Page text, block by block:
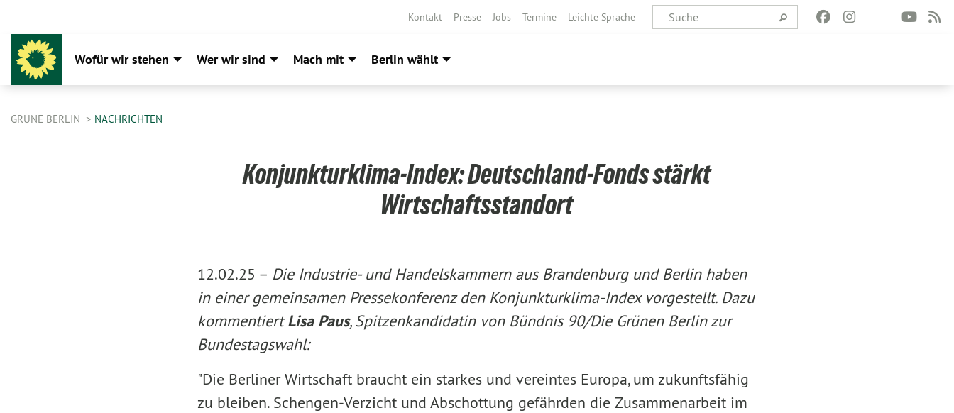
Kontakt Presse Jobs Termine Leichte Sprache
Wofür wir stehen Wer wir sind Mach mit Berlin wählt
GRÜNE BERLIN NACHRICHTEN
Konjunkturklima-Index: Deutschland-Fonds stärkt
Wirtschaftsstandort
12.02.25 – Die Industrie- und Handelskammern aus Brandenburg und Berlin haben
in einer gemeinsamen Pressekonferenz den Konjunkturklima-Index vorgestellt. Dazu
kommentiertLisa Paus, Spitzenkandidatin von Bündnis 90/Die Grünen Berlin zur
Bundestagswahl:
"Die Berliner Wirtschaft braucht ein starkes und vereintes Europa, um zukunftsfähig
zu bleiben. Schengen-Verzicht und Abschottung gefährden die Zusammenarbeit im